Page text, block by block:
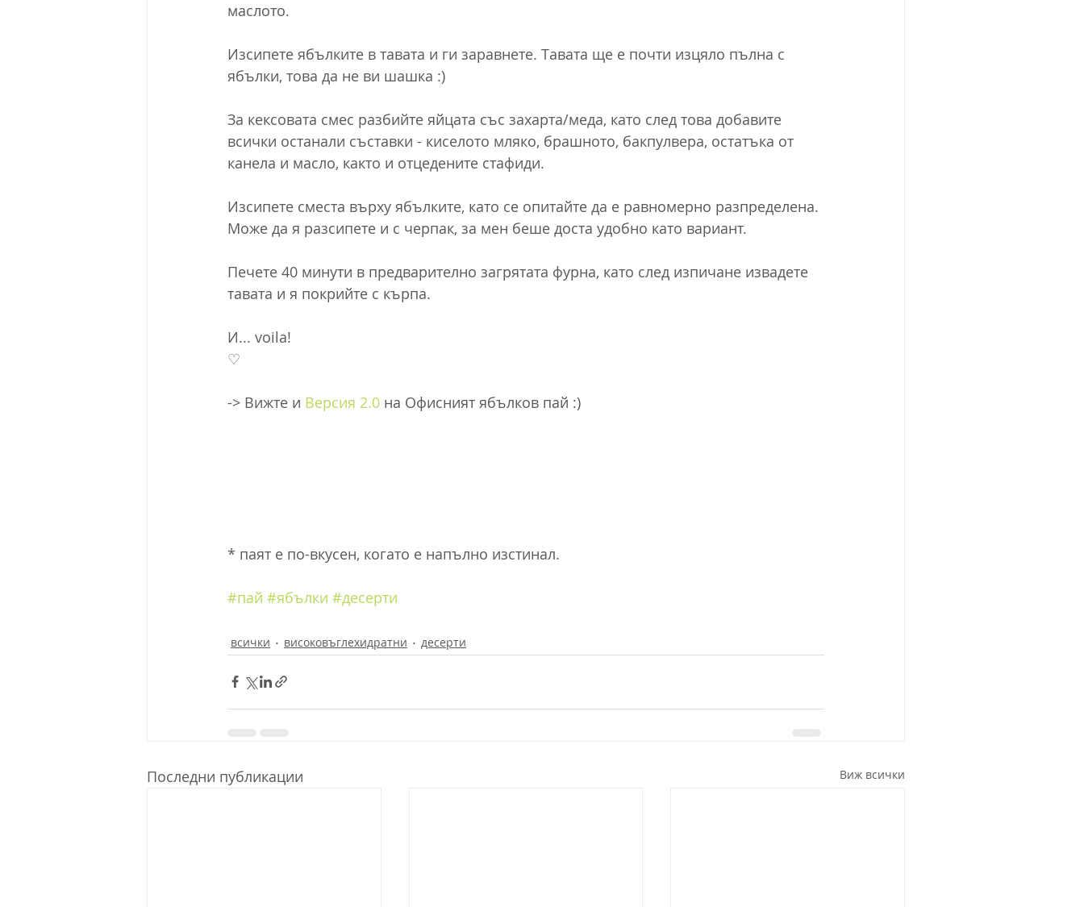
маслото.
Изсипете ябълките в тавата и ги заравнете. Тавата ще е почти изцяло пълна с
ябълки, това да не ви шашка :)
За кексовата смес разбийте яйцата със захарта/меда, като след това добавите
всички останали съставки - киселото мляко, брашното, бакпулвера, остатъка от
канела и масло, както и отцедените стафиди.
Изсипете сместа върху ябълките, като се опитайте да е равномерно разпределена.
Може да я разсипете и с черпак, за мен беше доста удобно като вариант.
Печете 40 минути в предварително загрятата фурна, като след изпичане извадете
тавата и я покрийте с кърпа.
И... voila!
♡
-> Вижте и Версия 2.0 на Офисният ябълков пай :)
* паят е по-вкусен, когато е напълно изстинал.
#пай #ябълки #десерти
всички високовъглехидратни десерти
Последни публикации Виж всички